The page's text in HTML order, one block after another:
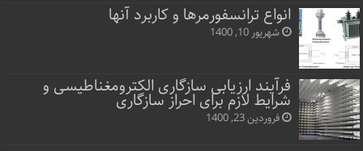
انواع ترانسفورمرها و کاربرد آنها
شهریور 10, 1400
فرآیند ارزیابی سازگاری الکترومغناطیسی و
شرایط لازم برای احراز سازگاری
فروردین 23, 1400